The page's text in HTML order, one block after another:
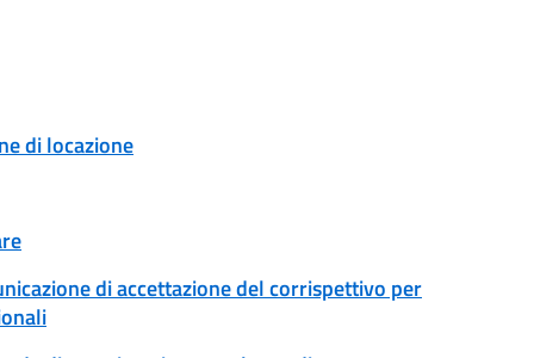
di locazione
di accettazione del corrispettivo per